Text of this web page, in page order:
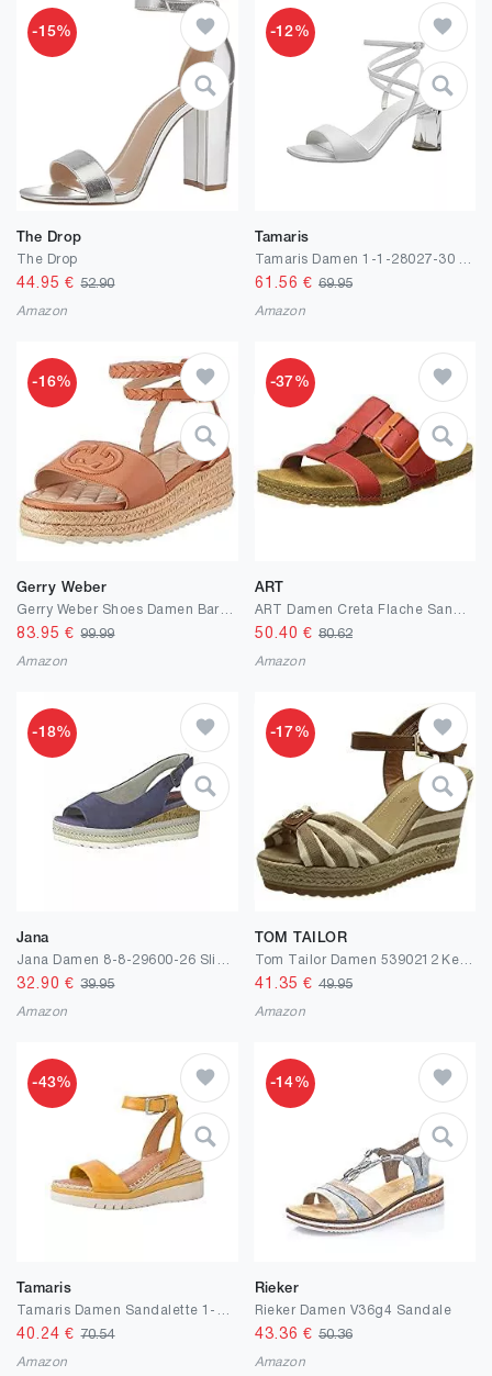
-15%
The Drop
The Drop
44.95 €52.90
Amazon
-12%
Tamaris
61.56 € 69.95
Amazon
-16%
Gerry Weber
Gerry Weber Shoes Damen Bari 04 Sandale
83.95 €99.99
Amazon
-37%
ART
50.40 € 80.62
Amazon
-18%
Jana
32.90 €39.95
Amazon
-17%
TOM TAILOR
41.35 € 49.95
Amazon
-43%
Tamaris
40.24 €70.54
Amazon
-14%
Rieker
Rieker Damen V36g4 Sandale
43.36 € 50.36
Amazon